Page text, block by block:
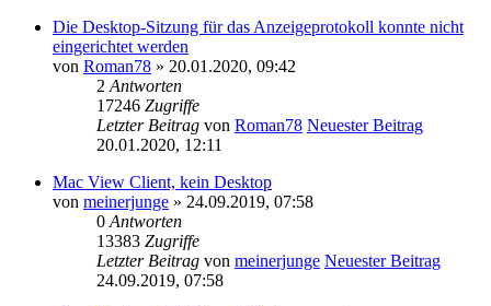
Die Desktop-Sitzung für das Anzeigeprotokoll konnte nicht
eingerichtet werden
von Roman78 » 20.01.2020, 09:42
2 Antworten
17246 Zugriffe
Letzter Beitrag von Roman78 Neuester Beitrag
20.01.2020, 12:11
Mac View Client, kein Desktop
von meinerjunge » 24.09.2019, 07:58
0 Antworten
13383 Zugriffe
Letzter Beitrag von meinerjunge Neuester Beitrag
24.09.2019, 07:58